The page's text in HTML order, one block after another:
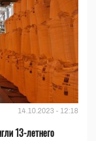
14.10.2023 - 12:18
13-летнего